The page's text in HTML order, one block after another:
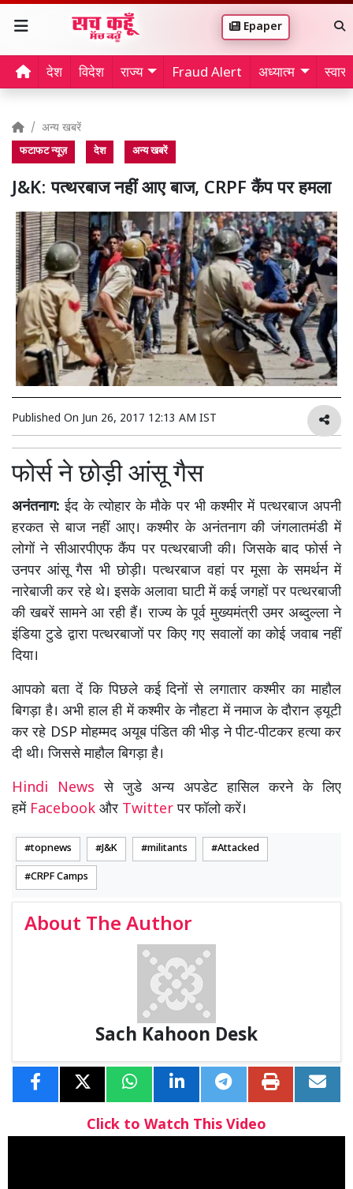
Epaper
देश विदेश राज्य Fraud Alert अध्यात्म
अन्य खबरें
फटाफट न्यूज़ देश अन्य खबरें
J&K: पत्थरबाज नहीं आए बाज, CRPF कैंप पर हमला
Published On Jun 26, 2017 12:13 AM IST
फोर्स ने छोड़ी आंसू गैस
अनंतनाग:ईद के त्योहार के मौके पर भी कश्मीर में पत्थरबाज अपनी
हरकत से बाज नहीं आए। कश्मीर के अनंतनाग की जंगलातमंडी में
लोगों ने सीआरपीएफ कैंप पर पत्थरबाजी की। जिसके बाद फोर्स ने
उनपर आंसू गैस भी छोड़ी। पत्थरबाज वहां पर मूसा के समर्थन में
नारेबाजी कर रहे थे। इसके अलावा घाटी में कई जगहों पर पत्थरबाजी
की खबरें सामने आ रही हैं। राज्य के पूर्व मुख्यमंत्री उमर अब्दुल्ला ने
इंडिया टुडे द्वारा पत्थरबाजों पर किए गए सवालों का कोई जवाब नहीं
दिया।
आपको बता दें कि पिछले कई दिनों से लगातार कश्मीर का माहौल
बिगड़ा है। अभी हाल ही में कश्मीर के नौहटा में नमाज के दौरान ड्यूटी
कर रहे DSP मोहम्मद अयूब पंडित की भीड़ ने पीट-पीटकर हत्या कर
दी थी। जिससे माहौल बिगड़ा है।
Hindi Newsसे जुडे अन्य अपडेट हासिल करने के लिए
हमें Facebook और Twitterपर फॉलो करें।
topnews J&K militants Attacked
CRPF Camps
About The Author
Sach Kahoon Desk
Click to Watch This Video